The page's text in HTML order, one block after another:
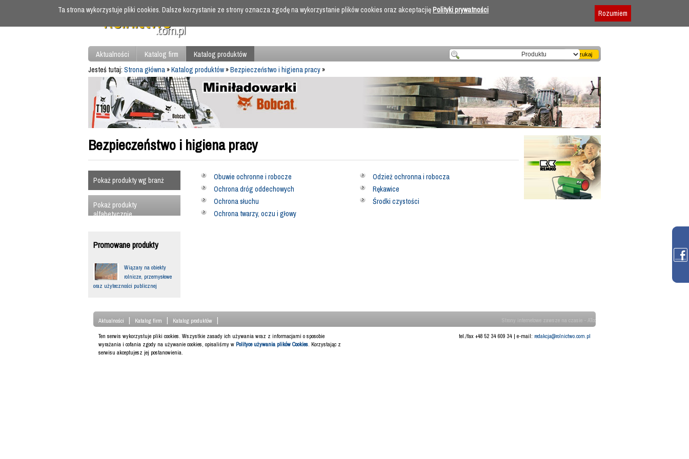
Regulamin
Aktualności Katalog firm
Katalog produktów
Jesteś tutaj: Strona główna»Katalog produktów»Bezpieczeństwo i higiena pracy»
Bezpieczeństwo i higiena pracy
Pokaż produkty wg branż
Pokaż produkty
alfabetycznie
Promowane produkty
Wiązary na obiekty
rolnicze, przemysłowe
oraz użyteczności publicznej
Obuwie ochronne i robocze
Ochrona dróg oddechowych
Ochrona słuchu
Ochrona twarzy, oczu i głowy
Odzież ochronna i robocza
Rękawice
Środki czystości
Aktualności | Katalog firm | Katalog produktów | Strony internetowe zawsze na czasie - ATcom
Ten serwis wykorzystuje pliki cookies. Wszystkie zasady ich używania wraz z informacjami o sposobie
wyrażania i cofania zgody na używanie cookies, opisaliśmy w Polityce używania plików Cookies. Korzystając z
serwisu akceptujesz jej postanowienia.
tel./fax +48 52 34 609 34 | e-mail: redakcja@rolnictwo.com.pl
Ta strona wykorzystuje pliki cookies. Dalsze korzystanie ze strony oznacza zgodę na wykorzystanie plików cookies oraz akceptacjięPolityki prywatności Rozumiem